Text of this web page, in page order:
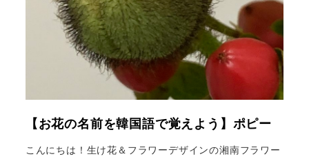
【お花の名前を韓国語で覚えよう】ポピー
こんにちは！生け花＆フラワーデザインの湘南フラワー